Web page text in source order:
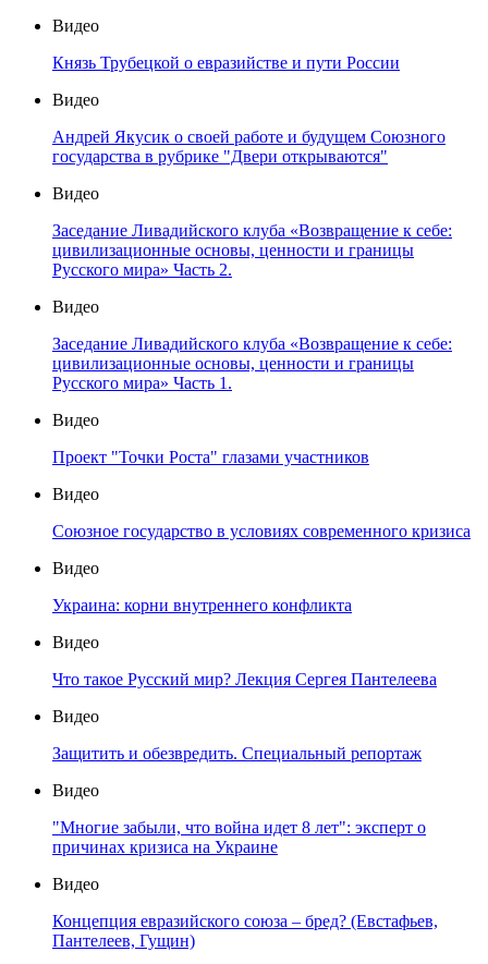
Видео
Князь Трубецкой о евразийстве и пути России
Видео
Андрей Якусик о своей работе и будущем Союзного
государства в рубрике "Двери открываются"
Видео
Заседание Ливадийского клуба «Возвращение к себе:
цивилизационные основы, ценности и границы
Русского мира» Часть 2.
Видео
Заседание Ливадийского клуба «Возвращение к себе:
цивилизационные основы, ценности и границы
Русского мира» Часть 1.
Видео
Проект "Точки Роста" глазами участников
Видео
Союзное государство в условиях современного кризиса
Видео
Украина: корни внутреннего конфликта
Видео
Что такое Русский мир? Лекция Сергея Пантелеева
Видео
Защитить и обезвредить. Специальный репортаж
Видео
"Многие забыли, что война идет 8 лет": эксперт о
причинах кризиса на Украине
Видео
Концепция евразийского союза – бред? (Евстафьев,
Пантелеев, Гущин)